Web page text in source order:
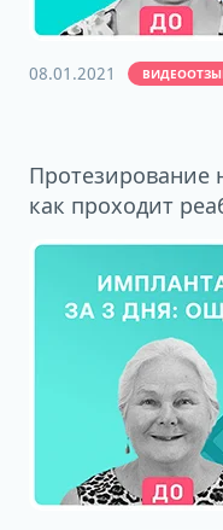
08.01.2021
Протезирование
как проходит